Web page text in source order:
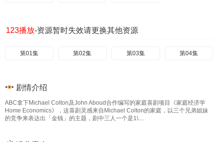
123播放-资源暂时失效请更换其他资源
第01集 第02集 第03集 第04集
剧情介绍
ABC拿下Michael Colton及John Aboud合作编写的家庭喜剧项目《家庭经济学
Home Economics》，这喜剧灵感来自Michael Colton的家庭，以三个兄弟姐妹
的竞争来表达出「金钱」的主题，剧中三人一个是1\....